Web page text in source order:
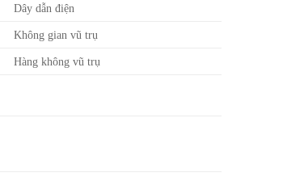
Dây dẫn điện
Không gian vũ trụ
Hàng không vũ trụ